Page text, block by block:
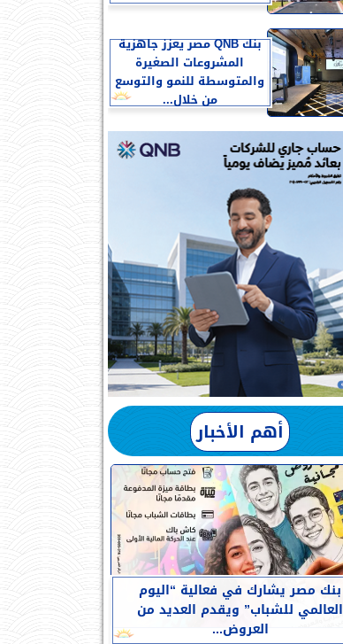
بنك QNB مصر يعزز جاهزية
المشروعات الصغيرة
والمتوسطة للنمو والتوسع
من خلال...
أهم الأخبار
بنك مصر يشارك في فعالية “اليوم
العالمي للشباب” ويقدم العديد من
العروض...